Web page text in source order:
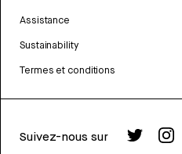
Assistance
Sustainability
Termes et conditions
Suivez-nous sur